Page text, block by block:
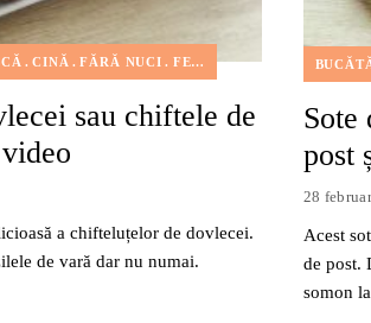
CINĂ FĂRĂ NUCI FEL PRINCIPAL FELURI
sau chiftele de
a chifteluțelor de dovlecei.
de vară dar nu numai.
Sote
post
28
Acest
de post.
somon